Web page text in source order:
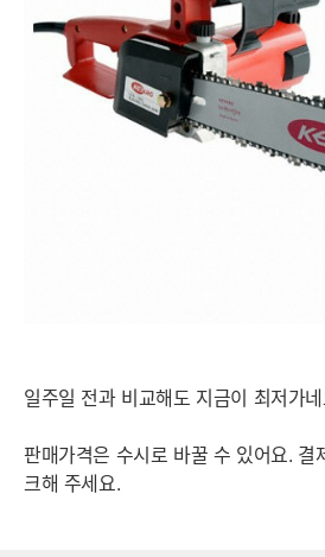
일주일 전과 비교해도 지금이 최저가
판매가격은 수시로 바꿀 수 있어요. 결
크해 주세요.